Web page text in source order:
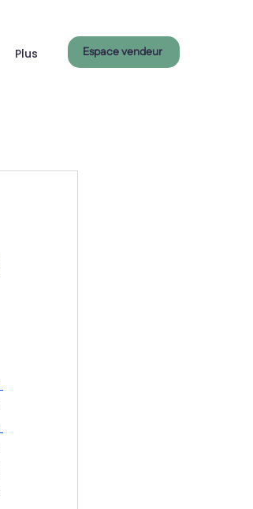
Plus Espace vendeur